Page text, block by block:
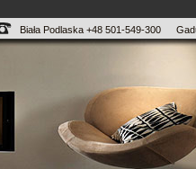
Biała Podlaska +48 501-549-300